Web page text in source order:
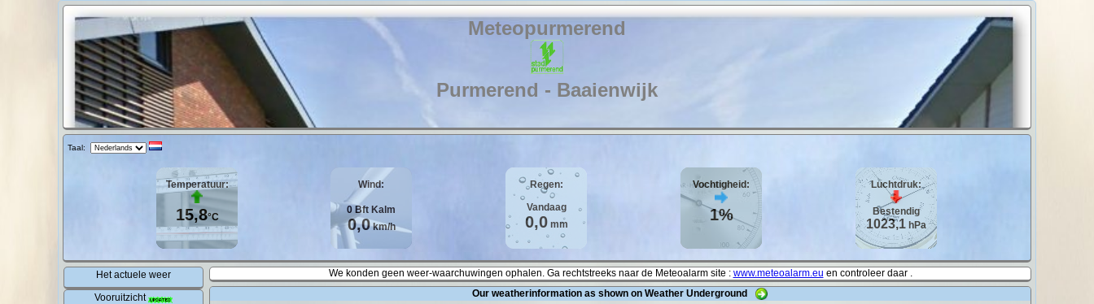
Meteopurmerend
Purmerend - Baaienwijk
Taal:
Temperatuur:
15,8°C
Wind:
0 Bft Kalm
0,0km/h
Regen:
Vandaag
0,0mm
Vochtigheid:
1%
Luchtdruk:
Bestendig
1023,1 hPa
Het actuele weer
Vooruitzicht
We konden geen weer-waarchuwingen ophalen. Ga rechtstreeks naar de Meteoalarm site : www.meteoalarm.eu en controleer daar .
Our weatherinformation as shown on Weather Underground